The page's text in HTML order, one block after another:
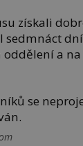
získali
sedmnáct
a
se